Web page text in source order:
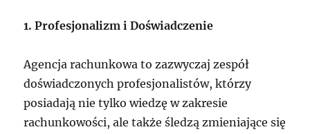
1. Profesjonalizm i Doświadczenie
Agencja rachunkowa to zazwyczaj zespół
doświadczonych profesjonalistów, którzy
posiadają nie tylko wiedzę w zakresie
rachunkowości, ale także śledzą zmieniające się